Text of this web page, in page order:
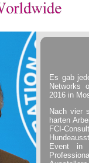
Es gab
Networks
2016 in
Nach vier
harten
FCI-
Event in